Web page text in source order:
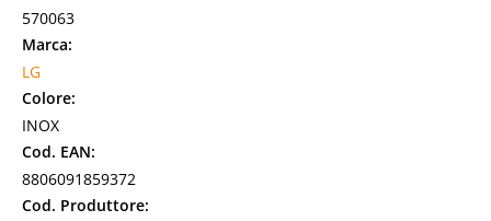
570063
Marca:
LG
Colore:
INOX
Cod. EAN:
8806091859372
Cod. Produttore: